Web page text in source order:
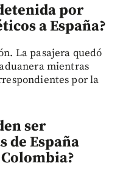
por
a España?
La pasajera quedó
mientras
por la
ser
de España